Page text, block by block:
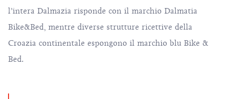
l’intera Dalmazia risponde con il marchio Dalmatia
Bike&Bed, mentre diverse strutture ricettive della
Croazia continentale espongono il marchio blu Bike &
Bed.